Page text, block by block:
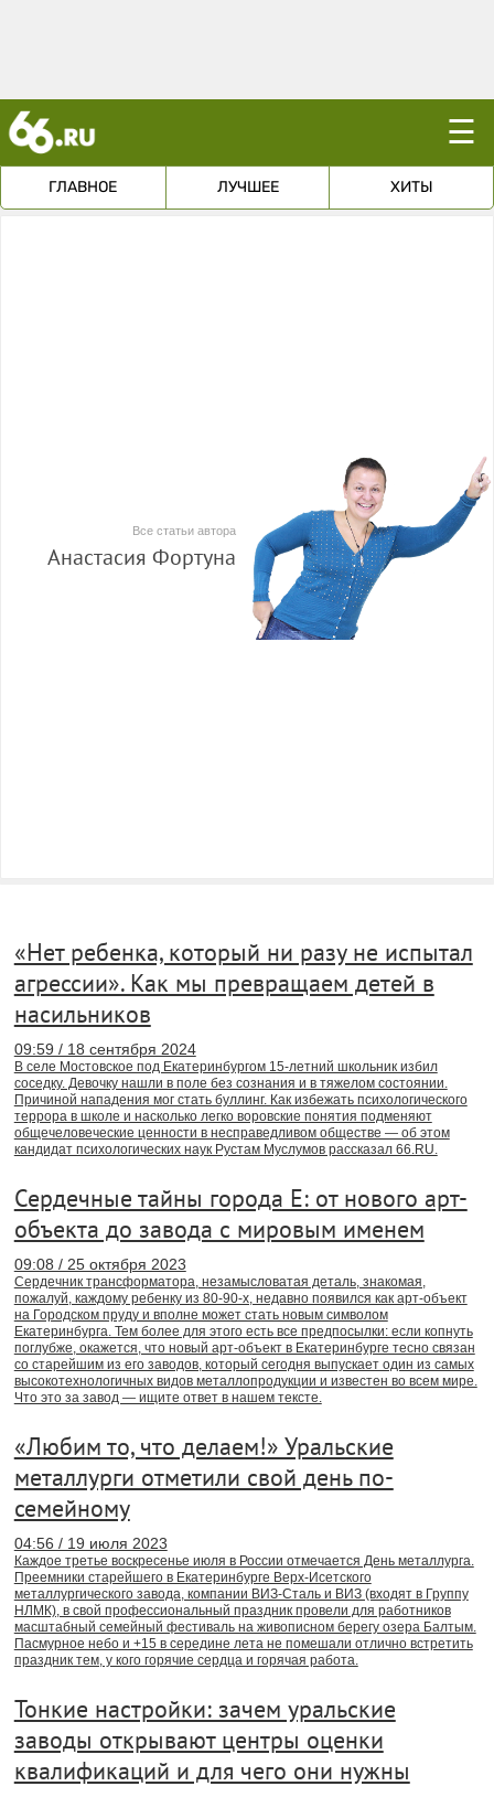
☰
ГЛАВНОЕ ЛУЧШЕЕ ХИТЫ
Все статьи автора
Анастасия Фортуна
«Нет ребенка, который ни разу не испытал
агрессии». Как мы превращаем детей в
насильников
09:59 / 18 сентября 2024
В селе Мостовское под Екатеринбургом 15-летний школьник избил
соседку. Девочку нашли в поле без сознания и в тяжелом состоянии.
Причиной нападения мог стать буллинг. Как избежать психологического
террора в школе и насколько легко воровские понятия подменяют
общечеловеческие ценности в несправедливом обществе — об этом
кандидат психологических наук Рустам Муслумов рассказал 66.RU.
Сердечные тайны города Е: от нового арт-
объекта до завода с мировым именем
09:08 / 25 октября 2023
Сердечник трансформатора, незамысловатая деталь, знакомая,
пожалуй, каждому ребенку из 80-90-х, недавно появился как арт-объект
на Городском пруду и вполне может стать новым символом
Екатеринбурга. Тем более для этого есть все предпосылки: если копнуть
поглубже, окажется, что новый арт-объект в Екатеринбурге тесно связан
со старейшим из его заводов, который сегодня выпускает один из самых
высокотехнологичных видов металлопродукции и известен во всем мире.
Что это за завод — ищите ответ в нашем тексте.
«Любим то, что делаем!» Уральские
металлурги отметили свой день по-
семейному
04:56 / 19 июля 2023
Каждое третье воскресенье июля в России отмечается День металлурга.
Преемники старейшего в Екатеринбурге Верх-Исетского
металлургического завода, компании ВИЗ-Сталь и ВИЗ (входят в Группу
НЛМК), в свой профессиональный праздник провели для работников
масштабный семейный фестиваль на живописном берегу озера Балтым.
Пасмурное небо и +15 в середине лета не помешали отлично встретить
праздник тем, у кого горячие сердца и горячая работа.
Тонкие настройки: зачем уральские
заводы открывают центры оценки
квалификаций и для чего они нужны